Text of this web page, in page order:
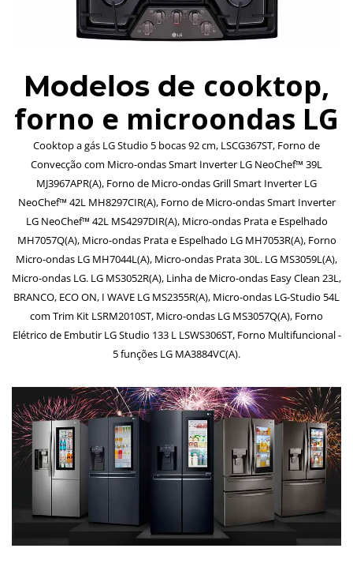
Modelos de cooktop,
forno e microondas LG
Cooktop a gás LG Studio 5 bocas 92 cm, LSCG367ST, Forno de
Convecção com Micro-ondas Smart Inverter LG NeoChef™ 39L
MJ3967APR(A), Forno de Micro-ondas Grill Smart Inverter LG
NeoChef™ 42L MH8297CIR(A), Forno de Micro-ondas Smart Inverter
LG NeoChef™ 42L MS4297DIR(A), Micro-ondas Prata e Espelhado
MH7057Q(A), Micro-ondas Prata e Espelhado LG MH7053R(A), Forno
Micro-ondas LG MH7044L(A), Micro-ondas Prata 30L. LG MS3059L(A),
Micro-ondas LG. LG MS3052R(A), Linha de Micro-ondas Easy Clean 23L,
BRANCO, ECO ON, I WAVE LG MS2355R(A), Micro-ondas LG-Studio 54L
com Trim Kit LSRM2010ST, Micro-ondas LG MS3057Q(A), Forno
Elétrico de Embutir LG Studio 133 L LSWS306ST, Forno Multifuncional -
5 funções LG MA3884VC(A).